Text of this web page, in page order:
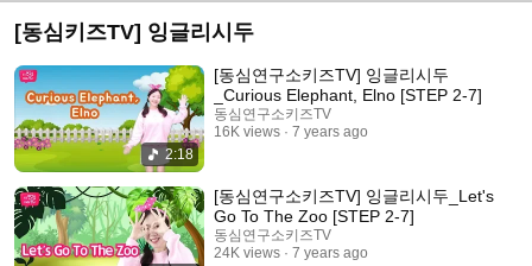
[동심키즈TV] 잉글리시두
2:18
[동심연구소키즈TV] 잉글리시두
_Curious Elephant, Elno [STEP 2-7]
동심연구소키즈TV
16K views
7 years ago
[동심연구소키즈TV] 잉글리시두_Let's
Go To The Zoo [STEP 2-7]
동심연구소키즈TV
24K views
7 years ago